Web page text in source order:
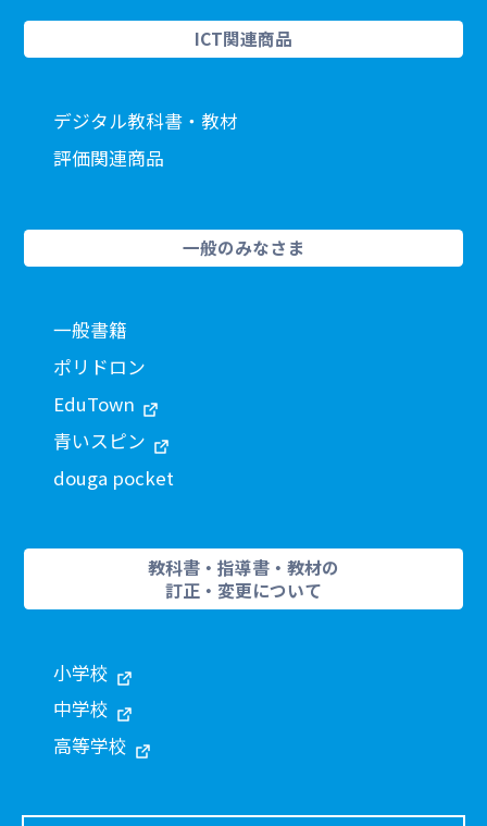
ICT関連商品
デジタル教科書・教材
評価関連商品
一般のみなさま
一般書籍
ポリドロン
EduTown
青いスピン
douga pocket
教科書・指導書・教材の
訂正・変更について
小学校
中学校
高等学校